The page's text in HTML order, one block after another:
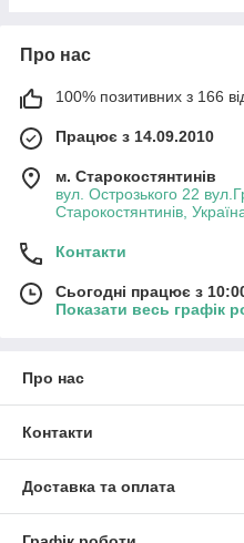
Про нас
100% позитивних з 166
Працює з 14.09.2010
м. Старокостянтинів
вул. Острозького 22
Старокостянтинів,
Контакти
Сьогодні працює з
Показати весь графік
Про нас
Контакти
Доставка та оплата